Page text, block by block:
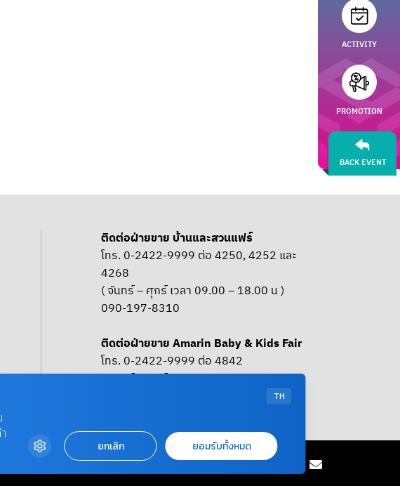
BACK EVENT
ACTIVITY
PROMOTION
ติดต่อฝ่ายขาย บ้านและสวนแฟร์
โทร. 0-2422-9999 ต่อ 4250, 4252 และ
4268
( จันทร์ – ศุกร์ เวลา 09.00 – 18.00 น )
090-197-8310
ติดต่อฝ่ายขาย Amarin Baby & Kids Fair
โทร. 0-2422-9999 ต่อ 4842
( จันทร์ – ศุกร์ เวลา 09.00 – 18.00 น )
OUR SOCIAL
TH
ยกเลิก ยอมรับทั้งหมด